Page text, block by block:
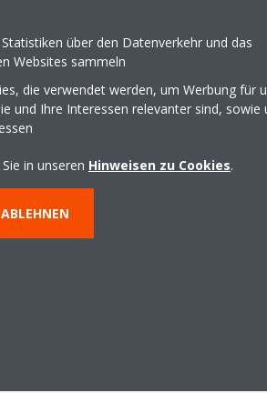
Details
über den Datenverkehr und das
Websites sammeln
die verwendet werden, um Werbung für
und Ihre Interessen relevanter sind, sowie
in unseren Hinweisen zu Cookies.